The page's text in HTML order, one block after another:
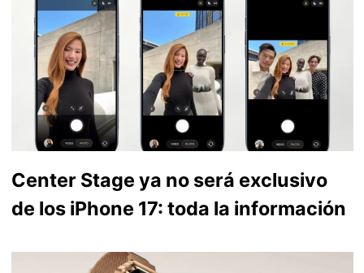
Center Stage ya no será exclusivo
de los iPhone 17: toda la información